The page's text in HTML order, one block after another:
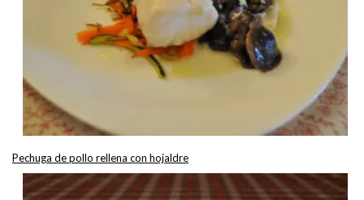
Pechuga de pollo rellena con hojaldre